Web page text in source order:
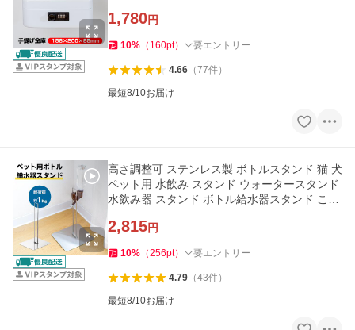
1,780円
10% （ 160pt） 要エントリー
4.66（77件）
最短8/10お届け
高さ調整可 ステンレス製 ボトルスタンド 猫 犬
ペット用 水飲み スタンド ウォータースタンド
水飲み器 スタンド ボトル給水器スタンド こぼ
2,815円
10% （256pt） 要エントリー
4.79（43件）
最短8/10お届け